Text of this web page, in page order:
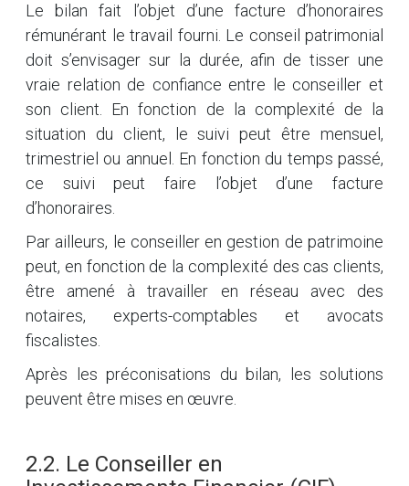
Le bilan fait l’objet d’une facture d’honoraires
rémunérant le travail fourni. Le conseil patrimonial
doit s’envisager sur la durée, afin de tisser une
vraie relation de confiance entre le conseiller et
son client. En fonction de la complexité de la
situation du client, le suivi peut être mensuel,
trimestriel ou annuel. En fonction du temps passé,
ce suivi peut faire l’objet d’une facture
d’honoraires.
Par ailleurs, le conseiller en gestion de patrimoine
peut, en fonction de la complexité des cas clients,
être amené à travailler en réseau avec des
notaires, experts-comptables et avocats
fiscalistes.
Après les préconisations du bilan, les solutions
peuvent être mises en œuvre.
2.2. Le Conseiller en